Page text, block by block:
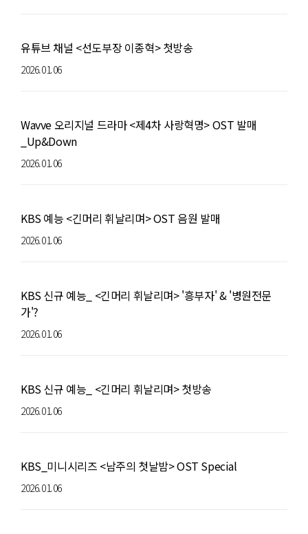
유튜브 채널 <선도부장 이종혁> 첫방송
2026.01.06
Wavve 오리지널 드라마 <제4차 사랑혁명> OST 발매
_Up&Down
2026.01.06
KBS 예능 <긴머리 휘날리며> OST 음원 발매
2026.01.06
KBS 신규 예능_ <긴머리 휘날리며> '흥부자' & '병원전문
가'?
2026.01.06
KBS 신규 예능_ <긴머리 휘날리며> 첫방송
2026.01.06
KBS_미니시리즈 <남주의 첫날밤> OST Special
2026.01.06